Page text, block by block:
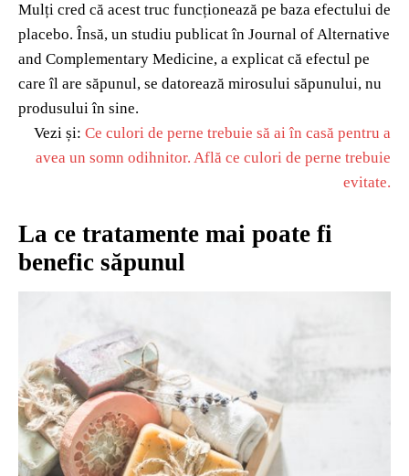
Mulți cred că acest truc funcționează pe baza efectului de
placebo. Însă, un studiu publicat în Journal of Alternative
and Complementary Medicine, a explicat că efectul pe
care îl are săpunul, se datorează mirosului săpunului, nu
produsului în sine.
Vezi și: Ce culori de perne trebuie să ai în casă pentru a
avea un somn odihnitor. Află ce culori de perne trebuie
evitate.
La ce tratamente mai poate fi
benefic săpunul